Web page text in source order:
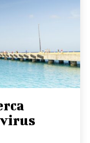
virus